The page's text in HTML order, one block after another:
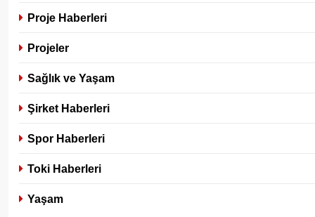
Proje Haberleri
Projeler
Sağlık ve Yaşam
Şirket Haberleri
Spor Haberleri
Toki Haberleri
Yaşam